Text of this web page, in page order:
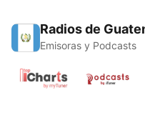
Radios de
Emisoras y Podcasts